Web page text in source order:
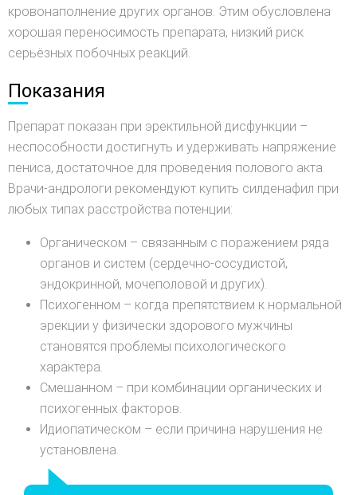
кровонаполнение других органов. Этим обусловлена
хорошая переносимость препарата, низкий риск
серьёзных побочных реакций.
Показания
Препарат показан при эректильной дисфункции –
неспособности достигнуть и удерживать напряжение
пениса, достаточное для проведения полового акта.
Врачи-андрологи рекомендуют купить силденафил при
любых типах расстройства потенции:
Органическом – связанным с поражением ряда
органов и систем (сердечно-сосудистой,
эндокринной, мочеполовой и других).
Психогенном – когда препятствием к нормальной
эрекции у физически здорового мужчины
становятся проблемы психологического
характера.
Смешанном – при комбинации органических и
психогенных факторов.
Идиопатическом – если причина нарушения не
установлена.